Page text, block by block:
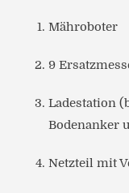
Mähroboter
9
Ladestation
Bodenanker
Netzteil mit